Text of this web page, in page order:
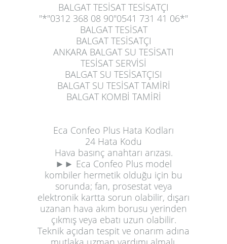
BALGAT TESİSAT TESİSATÇI
"*"0312 368 08 90"0541 731 41 06*"
BALGAT TESİSAT
BALGAT TESİSATÇI
ANKARA BALGAT SU TESİSATI
TESİSAT SERVİSİ
BALGAT SU TESİSATÇISI
BALGAT SU TESİSAT TAMİRİ
BALGAT KOMBİ TAMİRİ
Eca Confeo Plus Hata Kodları
24 Hata Kodu
Hava basınç anahtarı arızası.
►► Eca Confeo Plus model
kombiler hermetik olduğu için bu
sorunda; fan, prosestat veya
elektronik kartta sorun olabilir, dışarı
uzanan hava akım borusu yerinden
çıkmış veya ebatı uzun olabilir.
Teknik açıdan tespit ve onarım adına